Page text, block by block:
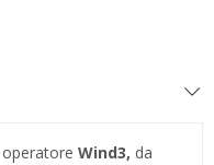
operatore Wind3, da